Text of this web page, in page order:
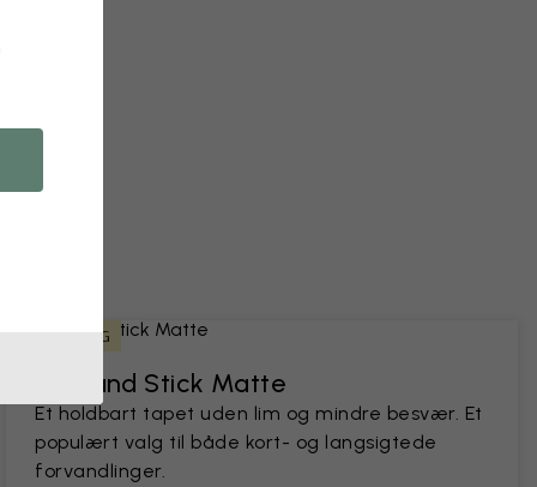
LEJERVENLIG
Peel and Stick Matte
Et holdbart tapet uden lim og mindre besvær. Et
populært valg til både kort- og langsigtede
forvandlinger.